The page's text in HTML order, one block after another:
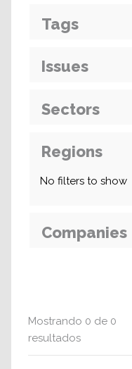
Mostrando 0 de 0
resultados
Tags
Issues
Sectors
Regions
No filters to show
Companies